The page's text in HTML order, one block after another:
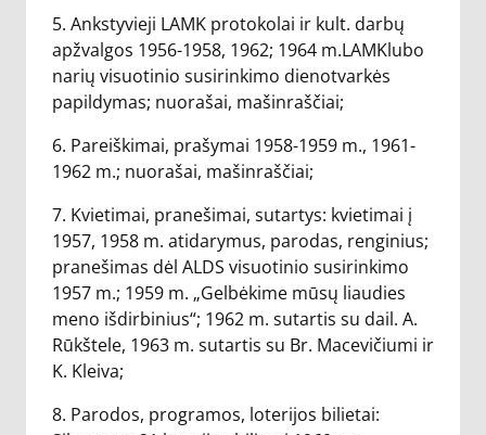
5. Ankstyvieji LAMK protokolai ir kult. darbų
apžvalgos 1956-1958, 1962; 1964 m.LAMKlubo
narių visuotinio susirinkimo dienotvarkės
papildymas; nuorašai, mašinraščiai;
6. Pareiškimai, prašymai 1958-1959 m., 1961-
1962 m.; nuorašai, mašinraščiai;
7. Kvietimai, pranešimai, sutartys: kvietimai į
1957, 1958 m. atidarymus, parodas, renginius;
pranešimas dėl ALDS visuotinio susirinkimo
1957 m.; 1959 m. „Gelbėkime mūsų liaudies
meno išdirbinius“; 1962 m. sutartis su dail. A.
Rūkštele, 1963 m. sutartis su Br. Macevičiumi ir
K. Kleiva;
8. Parodos, programos, loterijos bilietai: